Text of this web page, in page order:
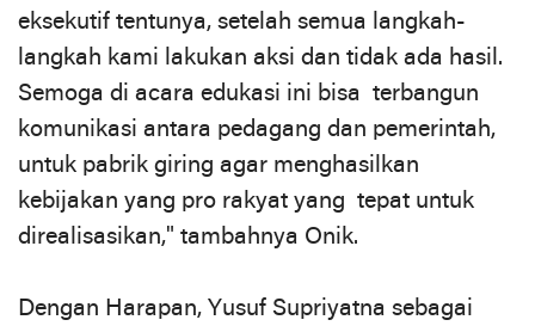
eksekutif tentunya, setelah semua langkah-
langkah kami lakukan aksi dan tidak ada hasil.
Semoga di acara edukasi ini bisa terbangun
komunikasi antara pedagang dan pemerintah,
untuk pabrik giring agar menghasilkan
kebijakan yang pro rakyat yang tepat untuk
direalisasikan," tambahnya Onik.
Dengan Harapan, Yusuf Supriyatna sebagai